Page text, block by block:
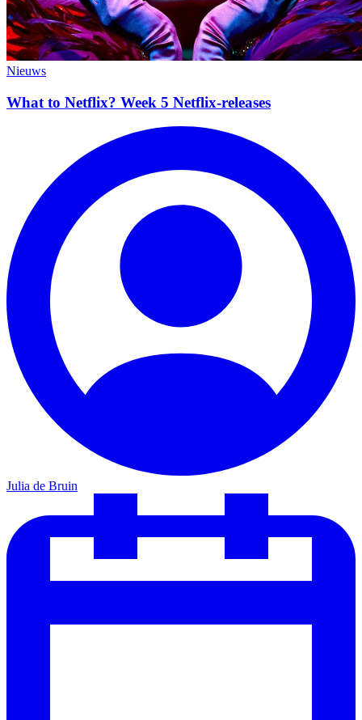
Nieuws
What to Netflix? Week 5 Netflix-releases
Julia de Bruin